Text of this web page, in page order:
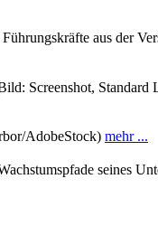
aus der
Screenshot, Standard
AdobeStock) mehr ...
seines